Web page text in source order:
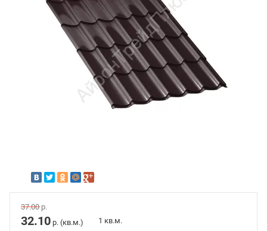
37.00р.
32.10 р. (кв.м.) 1 кв.м.